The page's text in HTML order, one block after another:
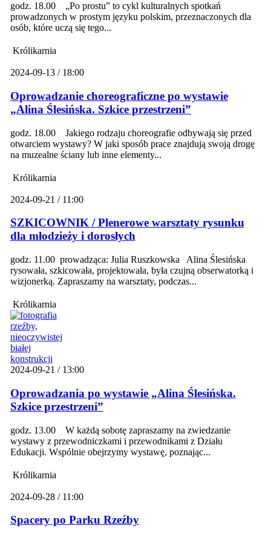
godz. 18.00 „Po prostu” to cykl kulturalnych spotkań
prowadzonych w prostym języku polskim, przeznaczonych dla
osób, które uczą się tego...
Królikarnia
2024-09-13 / 18:00
Oprowadzanie choreograficzne po wystawie
„Alina Ślesińska. Szkice przestrzeni”
godz. 18.00 Jakiego rodzaju choreografie odbywają się przed
otwarciem wystawy? W jaki sposób prace znajdują swoją drogę
na muzealne ściany lub inne elementy...
Królikarnia
2024-09-21 / 11:00
SZKICOWNIK / Plenerowe warsztaty rysunku
dla młodzieży i dorosłych
godz. 11.00 prowadząca: Julia Ruszkowska Alina Ślesińska
rysowała, szkicowała, projektowała, była czujną obserwatorką i
wizjonerką. Zapraszamy na warsztaty, podczas...
Królikarnia
2024-09-21 / 13:00
Oprowadzania po wystawie „Alina Ślesińska.
Szkice przestrzeni”
godz. 13.00 W każdą sobotę zapraszamy na zwiedzanie
wystawy z przewodniczkami i przewodnikami z Działu
Edukacji. Wspólnie obejrzymy wystawę, poznając...
Królikarnia
2024-09-28 / 11:00
Spacery po Parku Rzeźby